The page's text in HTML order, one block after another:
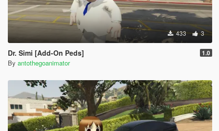
433 3
Dr. Simi [Add-On Peds] 1.0
By antothegoanimator